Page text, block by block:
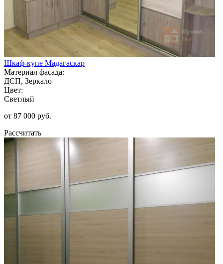
Шкаф-купе Мадагаскар
Материал фасада:
ДСП, Зеркало
Цвет:
Светлый
от 87 000 руб.
Рассчитать